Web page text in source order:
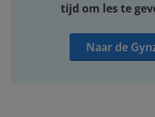
tijd om les te
Naar de